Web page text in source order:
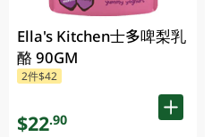
Ella's Kitchen士多啤梨乳
酪 90GM
2件$42
$22.90